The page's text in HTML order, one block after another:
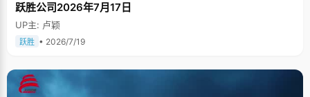
跃胜公司2026年7月17日
UP主: 卢颖
跃胜 • 2026/7/19